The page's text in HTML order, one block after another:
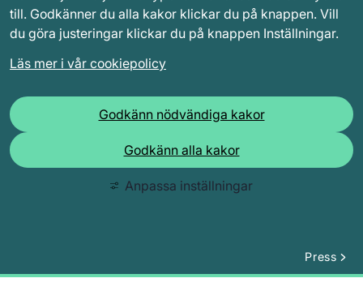
till. Godkänner du alla kakor klickar du på knappen. Vill
du göra justeringar klickar du på knappen Inställningar.
Läs mer i vår cookiepolicy
Godkänn nödvändiga kakor
Godkänn alla kakor
Anpassa inställningar
Press